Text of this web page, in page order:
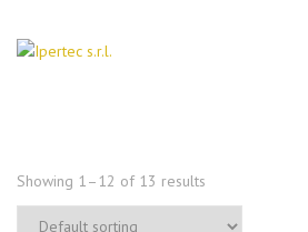
Showing 1–12 of 13 results